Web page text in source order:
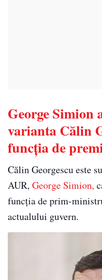
George Simion
varianta Călin
funcția de
Călin Georgescu este
AUR, George Simion,
funcția de prim-
actualului guvern.